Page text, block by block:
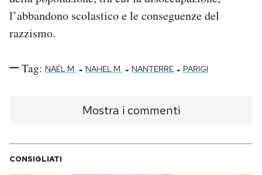
l’abbandono scolastico e le conseguenze del
razzismo.
Tag: NAËL M. - NAHEL M. - NANTERRE - PARIGI
Mostra i commenti
CONSIGLIATI